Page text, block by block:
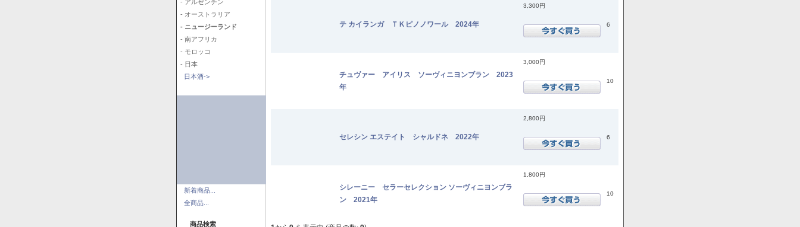
- アルゼンチン
- オーストラリア
- ニュージーランド
- 南アフリカ
- モロッコ
- 日本
日本酒->
新着商品...
全商品...
商品検索
テ カイランガ ＴＫピノノワール 2024年
3,300円
6
チュヴァー アイリス ソーヴィニヨンブラン 2023
年
3,000円
10
セレシン エステイト シャルドネ 2022年
2,800円
6
シレーニー セラーセレクション ソーヴィニヨンブラ
ン 2021年
1,800円
10